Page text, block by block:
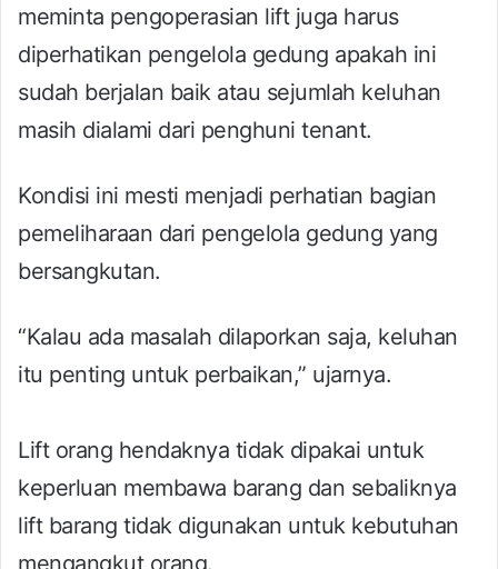
meminta pengoperasian lift juga harus
diperhatikan pengelola gedung apakah ini
sudah berjalan baik atau sejumlah keluhan
masih dialami dari penghuni tenant.
Kondisi ini mesti menjadi perhatian bagian
pemeliharaan dari pengelola gedung yang
bersangkutan.
“Kalau ada masalah dilaporkan saja, keluhan
itu penting untuk perbaikan,” ujarnya.
Lift orang hendaknya tidak dipakai untuk
keperluan membawa barang dan sebaliknya
lift barang tidak digunakan untuk kebutuhan
mengangkut orang.